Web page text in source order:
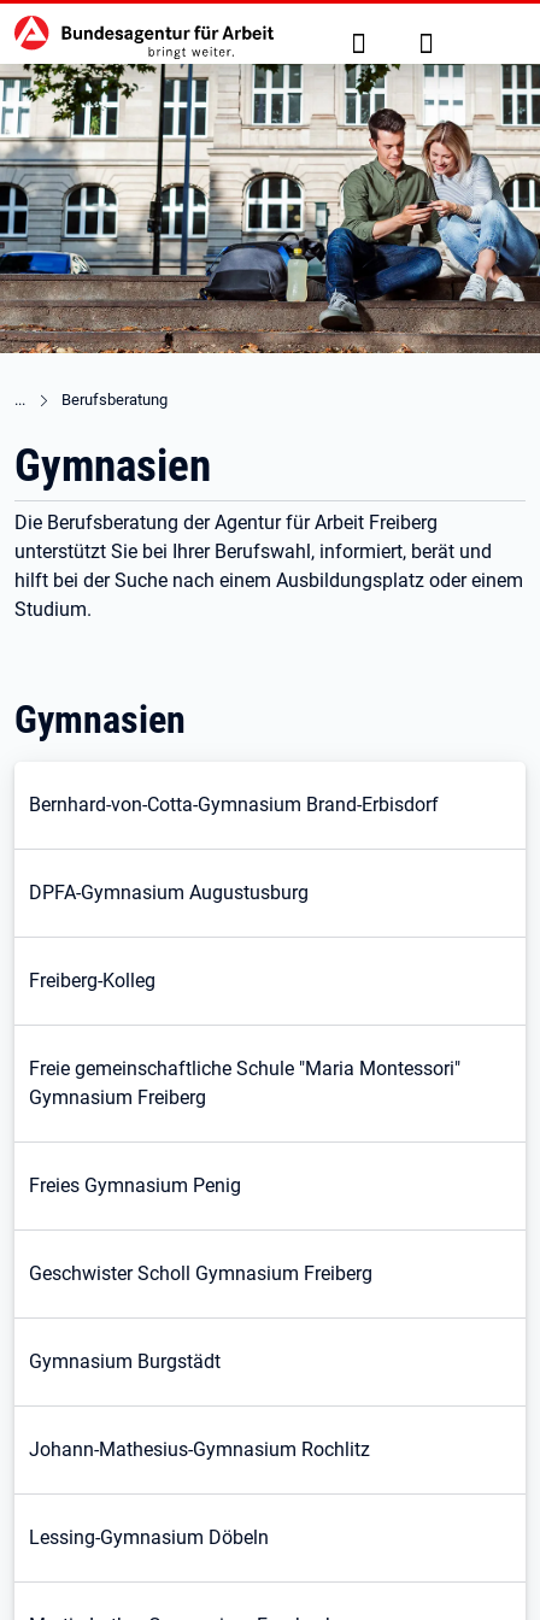
zu den Hauptinhalten springen
Hauptnavigation Suche Anmelden
Berufsberatung
Gymnasien
Die Berufsberatung der Agentur für Arbeit Freiberg
unterstützt Sie bei Ihrer Berufswahl, informiert, berät und
hilft bei der Suche nach einem Ausbildungsplatz oder einem
Studium.
Gymnasien
Bernhard-von-Cotta-Gymnasium Brand-Erbisdorf
DPFA-Gymnasium Augustusburg
Freiberg-Kolleg
Freie gemeinschaftliche Schule "Maria Montessori"
Gymnasium Freiberg
Freies Gymnasium Penig
Geschwister Scholl Gymnasium Freiberg
Gymnasium Burgstädt
Johann-Mathesius-Gymnasium Rochlitz
Lessing-Gymnasium Döbeln